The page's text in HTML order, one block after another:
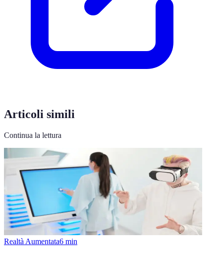
Articoli simili
Continua la lettura
Realtà Aumentata6 min